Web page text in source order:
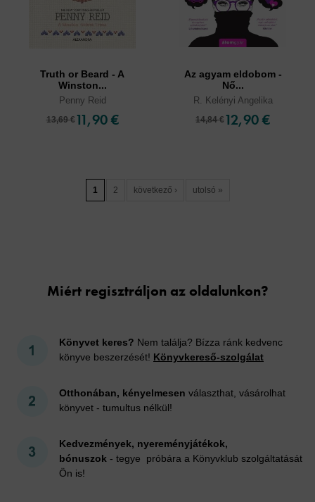
Truth or Beard - A
Winston...
Penny Reid
13,69 € 11,90 €
Az agyam eldobom -
Nő...
R. Kelényi Angelika
14,84 €12,90 €
1 2 következő › utolsó »
Miért regisztráljon az oldalunkon?
Könyvet keres? Nem találja? Bízza ránk kedvenc
könyve beszerzését! Könyvkereső-szolgálat
Otthonában, kényelmesen választhat, vásárolhat
könyvet - tumultus nélkül!
Kedvezmények, nyereményjátékok,
bónuszok - tegye próbára a Könyvklub szolgáltatását
Ön is!